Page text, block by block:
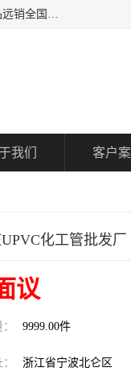
凯鑫管道科技有限公司是一家专业生产PPH、CPVC各类塑料阀门、塑料管道等非金属防腐化工设备的大型企业。产品远销全国三十一个省、市、自治区,广泛应用于化工、石油、氯碱、染料、制药、农药等行业，深受广大用户欢迎，是目前国内生产化工泵、阀门规模较大的生产基地之一。
我们 客户
化工管批发
议
9999.00件
浙江省宁波北仑区